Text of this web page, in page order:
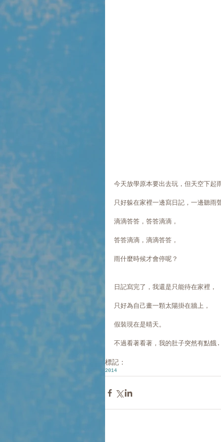
今天放學原本要出去玩，但天空下起
只好躲在家裡一邊寫日記，一邊聽雨
滴滴答答，答答滴滴，
答答滴滴，滴滴答答，
雨什麼時候才會停呢？
日記寫完了，我還是只能待在家裡，
只好為自己畫一顆太陽掛在牆上，
假裝現在是晴天。
不過看著看著，我的肚子突然有點
標記：
2014